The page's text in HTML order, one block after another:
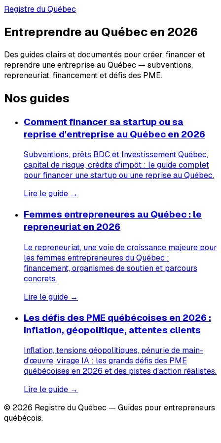
Registre du Québec
Entreprendre au Québec en 2026
Des guides clairs et documentés pour créer, financer et
reprendre une entreprise au Québec — subventions,
repreneuriat, financement et défis des PME.
Nos guides
Comment financer sa startup ou sa
reprise d'entreprise au Québec en 2026
Subventions, prêts BDC et Investissement Québec,
capital de risque, crédits d'impôt : le guide complet
pour financer une startup ou une reprise au Québec.
Lire le guide →
Femmes entrepreneures au Québec : le
repreneuriat en 2026
Le repreneuriat, une voie de croissance majeure pour
les femmes entrepreneures du Québec :
financement, organismes de soutien et parcours
concrets.
Lire le guide →
Les défis des PME québécoises en 2026 :
inflation, géopolitique, attentes clients
Inflation, tensions géopolitiques, pénurie de main-
d'œuvre, virage IA : les grands défis des PME
québécoises en 2026 et des pistes d'action réalistes.
Lire le guide →
© 2026 Registre du Québec — Guides pour entrepreneurs
québécois.